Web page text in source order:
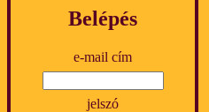
Belépés
e-mail cím
jelszó